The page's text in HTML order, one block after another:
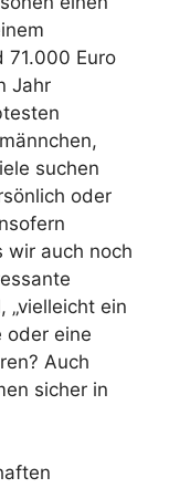
71.000 Euro
Jahr
suchen
oder
wir auch noch
„vielleicht ein
oder eine
Auch
sicher in